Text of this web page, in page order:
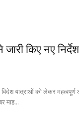
जारी किए नए
विदेश यात्राओं को लेकर
माह...